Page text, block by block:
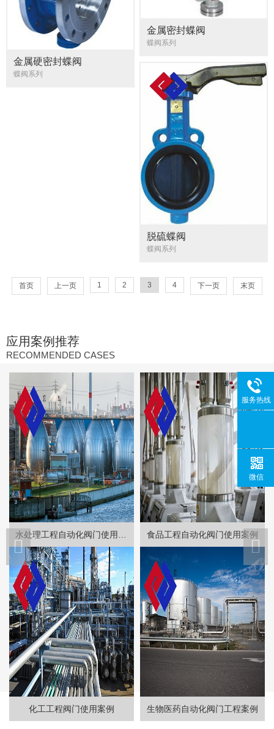
金属硬密封蝶阀
蝶阀系列
金属密封蝶阀
蝶阀系列
脱硫蝶阀
蝶阀系列
首页 上一页 1 2 3 4 下一页 末页
应用案例推荐
RECOMMENDED CASES
食品工程自动化阀门使用案例
化工工程阀门使用案例 生物医药自动化阀门工程案例
服务热线
微信